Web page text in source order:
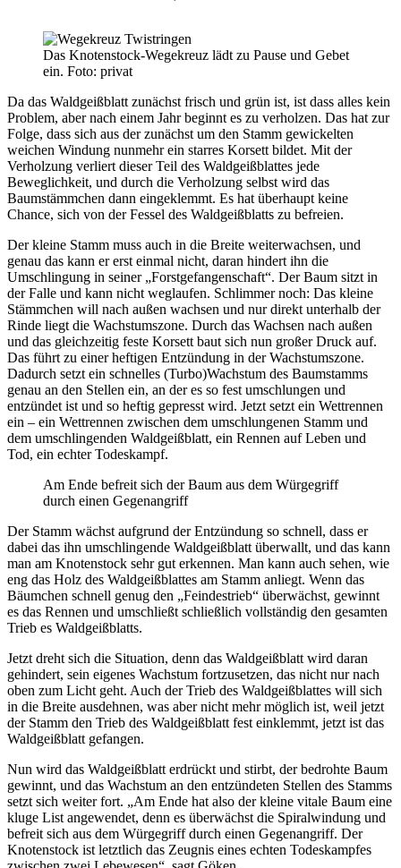
Das Knotenstock-Wegekreuz lädt zu Pause und Gebet
ein. Foto: privat
Da das Waldgeißblatt zunächst frisch und grün ist, ist dass alles kein
Problem, aber nach einem Jahr beginnt es zu verholzen. Das hat zur
Folge, dass sich aus der zunächst um den Stamm gewickelten
weichen Windung nunmehr ein starres Korsett bildet. Mit der
Verholzung verliert dieser Teil des Waldgeißblattes jede
Beweglichkeit, und durch die Verholzung selbst wird das
Baumstämmchen dann eingeklemmt. Es hat überhaupt keine
Chance, sich von der Fessel des Waldgeißblatts zu befreien.
Der kleine Stamm muss auch in die Breite weiterwachsen, und
genau das kann er erst einmal nicht, daran hindert ihn die
Umschlingung in seiner „Forstgefangenschaft“. Der Baum sitzt in
der Falle und kann nicht weglaufen. Schlimmer noch: Das kleine
Stämmchen will nach außen wachsen und nur direkt unterhalb der
Rinde liegt die Wachstumszone. Durch das Wachsen nach außen
und das gleichzeitig feste Korsett baut sich nun großer Druck auf.
Das führt zu einer heftigen Entzündung in der Wachstumszone.
Dadurch setzt ein schnelles (Turbo)Wachstum des Baumstamms
genau an den Stellen ein, an der es so fest umschlungen und
entzündet ist und so heftig gepresst wird. Jetzt setzt ein Wettrennen
ein – ein Wettrennen zwischen dem umschlungenen Stamm und
dem umschlingenden Waldgeißblatt, ein Rennen auf Leben und
Tod, ein echter Todeskampf.
Am Ende befreit sich der Baum aus dem Würgegriff
durch einen Gegenangriff
Der Stamm wächst aufgrund der Entzündung so schnell, dass er
dabei das ihn umschlingende Waldgeißblatt überwallt, und das kann
man am Knotenstock sehr gut erkennen. Man kann auch sehen, wie
eng das Holz des Waldgeißblattes am Stamm anliegt. Wenn das
Bäumchen schnell genug den „Feindestrieb“ überwächst, gewinnt
es das Rennen und umschließt schließlich vollständig den gesamten
Trieb es Waldgeißblatts.
Jetzt dreht sich die Situation, denn das Waldgeißblatt wird daran
gehindert, sein eigenes Wachstum fortzusetzen, das nicht nur nach
oben zum Licht geht. Auch der Trieb des Waldgeißblattes will sich
in die Breite ausdehnen, was aber nicht mehr möglich ist, weil jetzt
der Stamm den Trieb des Waldgeißblatt fest einklemmt, jetzt ist das
Waldgeißblatt gefangen.
Nun wird das Waldgeißblatt erdrückt und stirbt, der bedrohte Baum
gewinnt, und das Wachstum an den entzündeten Stellen des Stamms
setzt sich weiter fort. „Am Ende hat also der kleine vitale Baum eine
kluge List angewendet, denn es überwächst die Spiralwindung und
befreit sich aus dem Würgegriff durch einen Gegenangriff. Der
Knotenstock ist letztlich das Zeugnis eines echten Todeskampfes